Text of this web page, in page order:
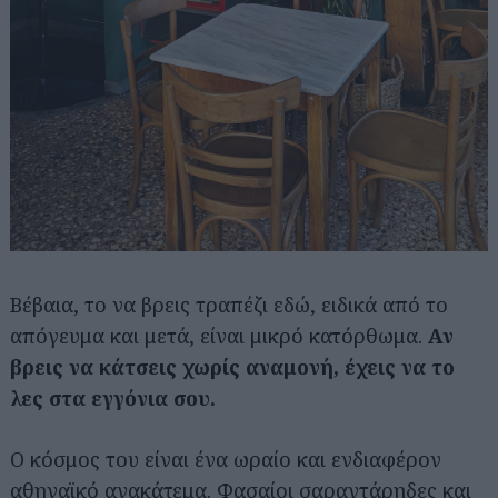
Βέβαια, το να βρεις τραπέζι εδώ, ειδικά από το
απόγευμα και μετά, είναι μικρό κατόρθωμα. Αν
βρεις να κάτσεις χωρίς αναμονή, έχεις να το
λες στα εγγόνια σου.
Ο κόσμος του είναι ένα ωραίο και ενδιαφέρον
αθηναϊκό ανακάτεμα. Φασαίοι σαραντάρηδες και